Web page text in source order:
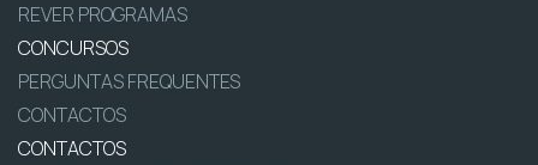
REVER PROGRAMAS
CONCURSOS
PERGUNTAS FREQUENTES
CONTACTOS
CONTACTOS